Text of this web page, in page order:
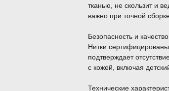
тканью, не скользит и
важно при точной
Безопасность и
Нитки
подтверждает
с кожей, включая
Технические